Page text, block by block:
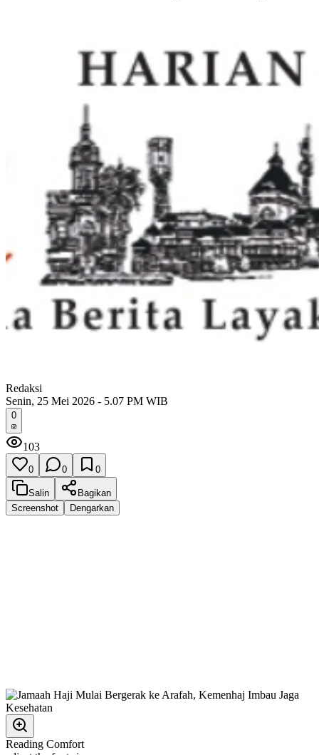
Redaksi
Senin, 25 Mei 2026 - 5.07 PM WIB
0
103
0 0 0
Salin
Bagikan
Screenshot
Dengarkan
Reading Comfort